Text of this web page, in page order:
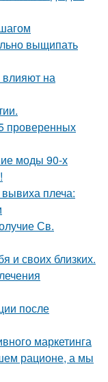
выщипать
влияют на
проверенных
моды 90-х
плеча:
Св.
и своих близких.
после
маркетинга
рационе, а мы